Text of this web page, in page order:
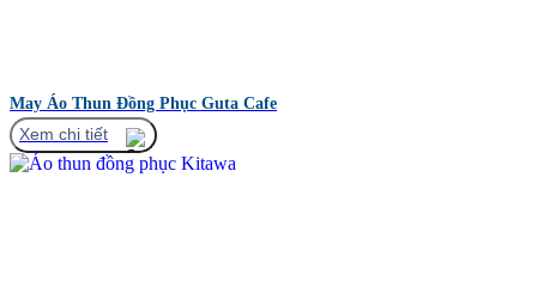
May Áo Thun Đồng Phục Guta Cafe
Xem chi tiết